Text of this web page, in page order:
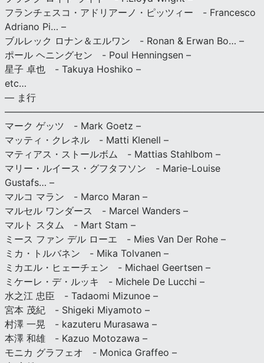
フランチェスコ・アドリアーノ・ピッツィー - Francesco
Adriano Pi… –
ブルレック ロナン＆エルワン - Ronan & Erwan Bo… –
ポール ヘニングセン - Poul Henningsen –
星子 卓也 - Takuya Hoshiko –
etc…
— ま行
マーク ゲッツ - Mark Goetz –
マッティ・クレネル - Matti Klenell –
マティアス・ストールボム - Mattias Stahlbom –
マリー・ルイース・グフタフソン - Marie-Louise
Gustafs… –
マルコ マラン - Marco Maran –
マルセル ワンダース - Marcel Wanders –
マルト スタム - Mart Stam –
ミース ファン デル ローエ - Mies Van Der Rohe –
ミカ・トルバネン - Mika Tolvanen –
ミカエル・ヒェーチェン - Michael Geertsen –
ミケーレ・デ・ルッキ - Michele De Lucchi –
水之江 忠臣 - Tadaomi Mizunoe –
宮本 茂紀 - Shigeki Miyamoto –
村澤 一晃 - kazuteru Murasawa –
本澤 和雄 - Kazuo Motozawa –
モニカ グラフェオ - Monica Graffeo –